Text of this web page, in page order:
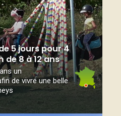
5 jours pour 4
8 à 12 ans
un
de vivre une belle